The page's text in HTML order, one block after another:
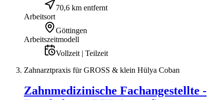
70,6 km entfernt
Arbeitsort
Göttingen
Arbeitszeitmodell
Vollzeit | Teilzeit
Zahnarztpraxis für GROSS & klein Hülya Coban
Zahnmedizinische Fachangestellte -